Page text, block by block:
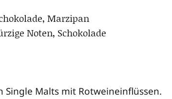
Marzipan
Noten, Schokolade
Sin­gle Malts mit Rot­wein­e­inflüs­sen.